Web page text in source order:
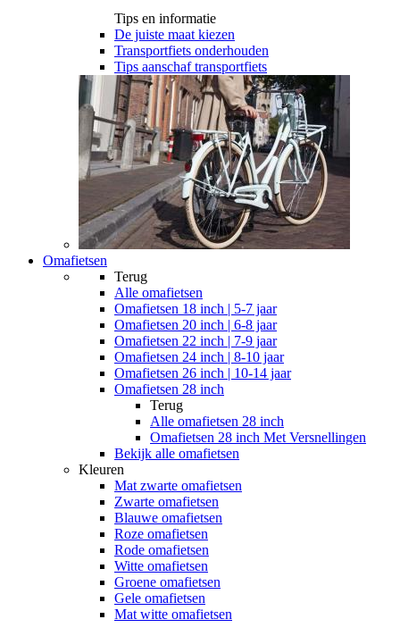
Tips en informatie
De juiste maat kiezen
Transportfiets onderhouden
Tips aanschaf transportfiets
Omafietsen
Terug
Alle omafietsen
Omafietsen 18 inch | 5-7 jaar
Omafietsen 20 inch | 6-8 jaar
Omafietsen 22 inch | 7-9 jaar
Omafietsen 24 inch | 8-10 jaar
Omafietsen 26 inch | 10-14 jaar
Omafietsen 28 inch
Terug
Alle omafietsen 28 inch
Omafietsen 28 inch Met Versnellingen
Bekijk alle omafietsen
Kleuren
Mat zwarte omafietsen
Zwarte omafietsen
Blauwe omafietsen
Roze omafietsen
Rode omafietsen
Witte omafietsen
Groene omafietsen
Gele omafietsen
Mat witte omafietsen